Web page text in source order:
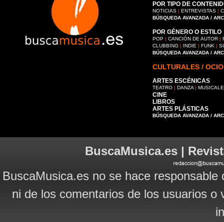
POR TIPO DE
NOTICIAS | ENTREVISTAS |
BÚSQUEDA AVANZADA /
POR GÉNERO O ESTILO
POP | CANCIÓN DE AUTOR |
CLUBBING | INDIE | FUNK |
BÚSQUEDA AVANZADA /
CULTURALES / OCIO
ARTES ESCÉNICAS
TEATRO | DANZA |
CINE
LIBROS
ARTES PLÁSTICAS
BÚSQUEDA AVANZADA /
BuscaMusica.es |
BuscaMusica.es no se hace
ni de los comentarios de los usuarios